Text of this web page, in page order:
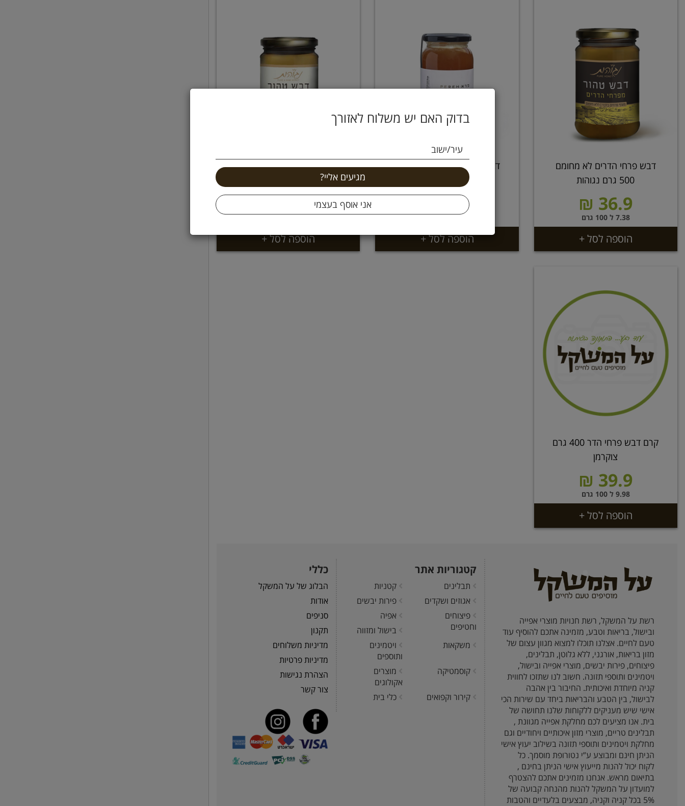
בדוק האם יש משלוח לאזורך
עיר/ישוב
דבש פרחי הדרים לא מחומם
500 גרם נגוהות
36.9 ₪
7.38 ל 100 גרם
הוספה לסל +
דבש פרחי בר לא מחומם 500
34.9 ₪
6.98 ל 100 גרם
הוספה לסל +
דבש פרחי עמק החולה 250
22.9 ₪
9.16 ל 100 גרם
הוספה לסל +
קרם דבש פרחי הדר 400 גרם
צוקרמן
39.9 ₪
9.98 ל 100 גרם
הוספה לסל +
רשת על המשקל, רשת חנויות מוצרי אפייה
ובישול, בריאות וטבע, מזמינה אתכם להוסיף עוד
טעם לחיים. אצלנו תוכלו למצוא מגוון עצום של
מזון בריאות, אורגני, ללא גלוטן, תבלינים,
פיצוחים, פירות יבשים, מוצרי אפייה ובישול,
ויטמינים ותוספי תזונה. חשוב לנו שתזכו לחווית
קניה מיוחדת ואיכותית. החיבור בין אהבה
לבישול, בין הטבע והבריאות ביחד עם שירות הכי
אישי שיש מעניקים ללקוחות שלנו תחושה של
בית. אנו מציעים לכם מחלקת אפייה מגוונת ,
תבלינים טריים, מוצרי מזון איכותיים ויחודיים וגם
מחלקת ויטמינים ותוספי תזונה בשילוב יעוץ אישי
הניתן חינם ומבוצע ע”י נטורופת מוסמך. כל
לקוח יכול להנות מייעוץ אישי הניתן בחינם ,
בתיאום מראש. אנחנו מזמינים אתכם להצטרף
למועדון על המשקל להנות מהנחה קבועה של
5% בכל קניה וקניה, מבצעים בלעדיים והטבות
קטגוריות אתר
תבלינים
קטניות
אגוזים ושקדים
פירות יבשים
פיצוחים
וחטיפים
אפיה
בישול ומזווה
משקאות
ויטמינים
ותוספים
קוסמטיקה
מוצרים
אקולוגים
קירור וקפואים
כלי בית
כללי
הבלוג של על המשקל
אודות
סניפים
תקנון
מדיניות משלוחים
מדיניות פרטיות
הצהרת נגישות
צור קשר